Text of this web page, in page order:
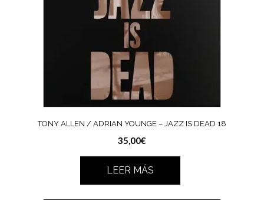
TONY ALLEN / ADRIAN YOUNGE – JAZZ IS DEAD 18
35,00€
LEER MÁS